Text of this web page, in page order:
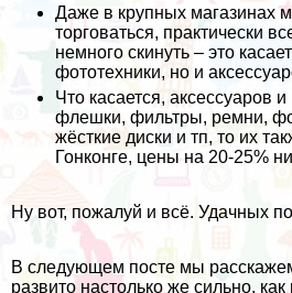
Даже в крупных магазинах
торговаться, практически
немного скинуть – это
фототехники, но и
Что касается, аксессуаров
флешки, фильтры, ремни,
жёсткие диски и тп, то их
Гонконге, цены на 20-25%
Ну вот, пожалуй и всё. Удачных
В следующем посте мы
развито настолько же сильно,